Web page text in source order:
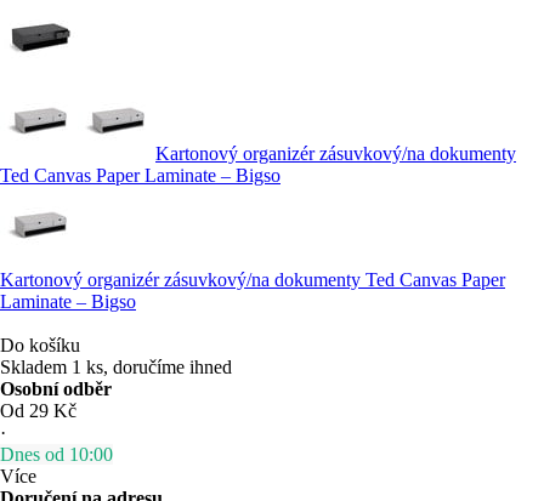
Kartonový organizér zásuvkový/na dokumenty
Ted Canvas Paper Laminate – Bigso
Kartonový organizér zásuvkový/na dokumenty Ted Canvas Paper
Laminate – Bigso
Do košíku
Skladem 1 ks, doručíme ihned
Osobní odběr
Od 29 Kč
·
Dnes od 10:00
Více